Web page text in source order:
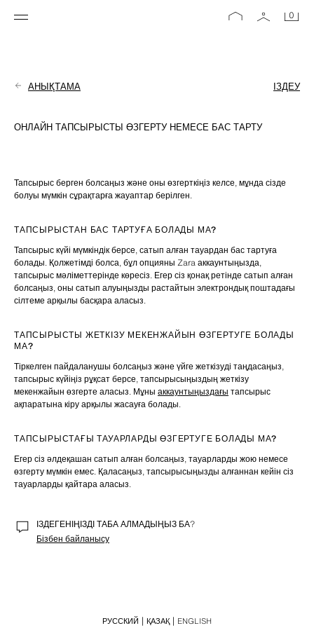
0
АНЫҚТАМА ІЗДЕУ
ОНЛАЙН ТАПСЫРЫСТЫ ӨЗГЕРТУ НЕМЕСЕ БАС ТАРТУ
Тапсырыс берген болсаңыз және оны өзгерткіңіз келсе, мұнда сізде
болуы мүмкін сұрақтарға жауаптар берілген.
ТАПСЫРЫСТАН БАС ТАРТУҒА БОЛАДЫ МА?
Тапсырыс күйі мүмкіндік берсе, сатып алған тауардан бас тартуға
болады. Қолжетімді болса, бұл опцияны Zara аккаунтыңызда,
тапсырыс мәліметтерінде көресіз. Егер сіз қонақ ретінде сатып алған
болсаңыз, оны сатып алуыңызды растайтын электрондық поштадағы
сілтеме арқылы басқара аласыз.
ТАПСЫРЫСТЫ ЖЕТКІЗУ МЕКЕНЖАЙЫН ӨЗГЕРТУГЕ БОЛАДЫ
МА?
Тіркелген пайдаланушы болсаңыз және үйге жеткізуді таңдасаңыз,
тапсырыс күйіңіз рұқсат берсе, тапсырысыңыздың жеткізу
мекенжайын өзгерте аласыз. Мұны аккаунтыңыздағы тапсырыс
ақпаратына кіру арқылы жасауға болады.
ТАПСЫРЫСТАҒЫ ТАУАРЛАРДЫ ӨЗГЕРТУГЕ БОЛАДЫ МА?
Егер сіз әлдеқашан сатып алған болсаңыз, тауарларды жою немесе
өзгерту мүмкін емес. Қаласаңыз, тапсырысыңызды алғаннан кейін сіз
тауарларды қайтара аласыз.
ІЗДЕГЕНІҢІЗДІ ТАБА АЛМАДЫҢЫЗ БА?
Бізбен байланысу
РУССКИЙ ҚАЗАҚ ENGLISH